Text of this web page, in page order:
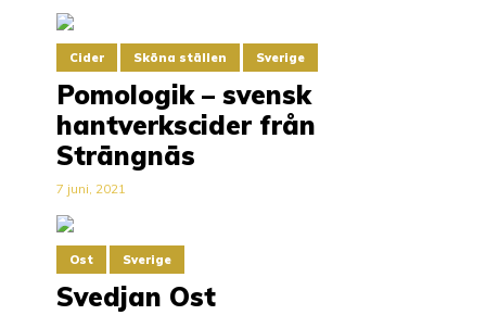
Cider Sköna ställen Sverige
Pomologik – svensk
hantverkscider från
Strängnäs
7 juni, 2021
Ost Sverige
Svedjan Ost